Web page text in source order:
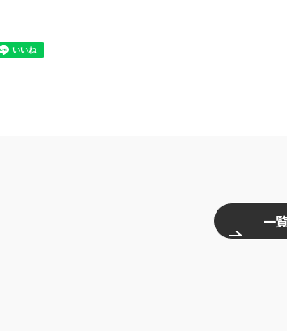
一